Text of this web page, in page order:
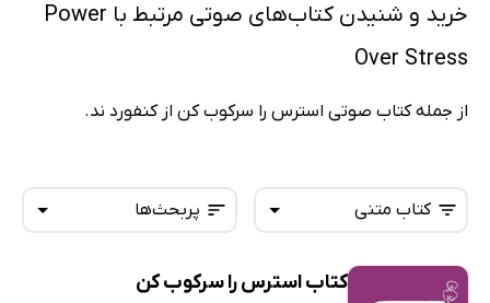
خرید و شنیدن کتاب‌های صوتی مرتبط با Power
Over Stress
از جمله کتاب صوتی استرس را سرکوب کن از کنفورد ند.
پربحث‌ها
تازه‌ها
کتاب متنی
همه کتاب‌ها
کتاب استرس را سرکوب کن